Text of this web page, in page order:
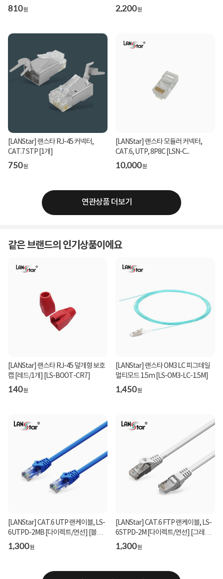
810원 2,200원
[LANStar] 랜스타 RJ-45 커넥터,
CAT.7 STP [1개]
750원
[LANStar] 랜스타 모듈러 커넥터,
CAT.6, UTP, 8P8C [LSN-C...
10,000원
연관상품 더보기
같은 브랜드의 인기상품이에요
[LANStar] 랜스타 RJ-45 덮개형 보호
캡 [레드/1개] [LS-BOOT-CR7]
140원
[LANStar] 랜스타 OM3 LC 피그테일
멀티모드 1.5m [LS-OM3-LC-1.5M]
1,450원
[LANStar] CAT.6 UTP 랜케이블, LS-
6UTPD-2MB [다이렉트/연선] [블
루/2m]
1,300원
[LANStar] CAT.6 FTP 랜케이블, LS-
6STPD-2M [다이렉트/연선] [그레
이/2m]
1,300원